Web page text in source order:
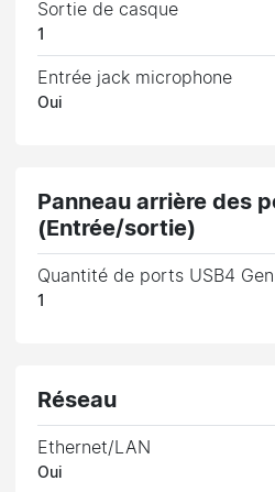
Sortie de casque
1
Entrée jack microphone
Oui
Panneau arrière des
(Entrée/sortie)
Quantité de ports USB4
1
Réseau
Ethernet/LAN
Oui